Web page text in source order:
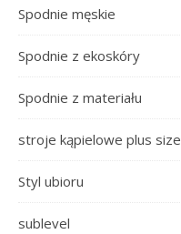
Spodnie męskie
Spodnie z ekoskóry
Spodnie z materiału
stroje kąpielowe plus size
Styl ubioru
sublevel